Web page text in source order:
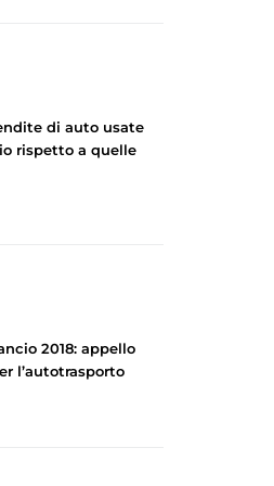
di auto usate
rispetto a quelle
2018: appello
l’autotrasporto